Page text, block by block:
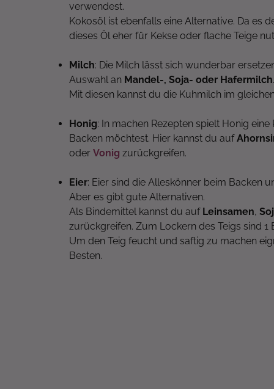
verwendest.
Kokosöl ist ebenfalls eine Alternative. Da es
dieses Öl eher für Kekse oder flache Teige
Milch: Die Milch lässt sich wunderbar
Auswahl an Mandel-, Soja- oder Hafermilch.
Mit diesen kannst du die Kuhmilch im
Honig: In machen Rezepten spielt Honig
Backen möchtest. Hier kannst du auf
oder Vonig zurückgreifen.
Eier: Eier sind die Alleskönner beim Backen
Aber es gibt gute Alternativen.
Als Bindemittel kannst du auf Leinsamen,
zurückgreifen. Zum Lockern des Teigs sind 1
Um den Teig feucht und saftig zu machen
Besten.